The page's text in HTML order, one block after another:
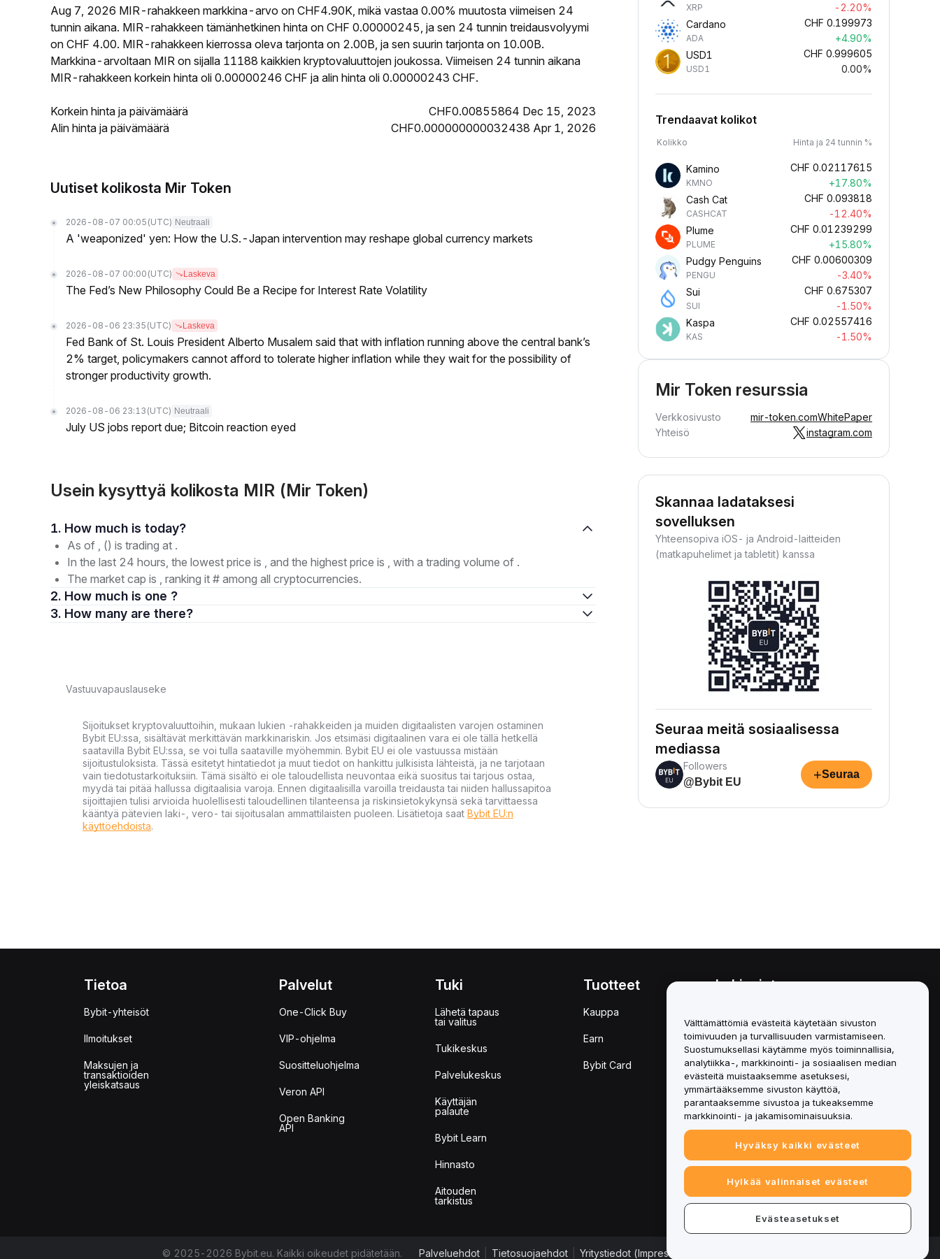
Aug 7, 2026 MIR-rahakkeen markkina-arvo on CHF4.90K, mikä vastaa 0.00% muutosta viimeisen 24
tunnin aikana. MIR-rahakkeen tämänhetkinen hinta on CHF 0.00000245, ja sen 24 tunnin treidausvolyymi
on CHF 4.00. MIR-rahakkeen kierrossa oleva tarjonta on 2.00B, ja sen suurin tarjonta on 10.00B.
Markkina-arvoltaan MIR on sijalla 11188 kaikkien kryptovaluuttojen joukossa. Viimeisen 24 tunnin aikana
MIR-rahakkeen korkein hinta oli 0.00000246 CHF ja alin hinta oli 0.00000243 CHF.
Korkein hinta ja päivämäärä
CHF0.00855864 Dec 15, 2023
Alin hinta ja päivämäärä
CHF0.000000000032438 Apr 1, 2026
Uutiset kolikosta Mir Token
2026-08-07 00:05 (UTC) Neutraali
A 'weaponized' yen: How the U.S.-Japan intervention may reshape global currency markets
2026-08-07 00:00 (UTC) Laskeva
The Fed’s New Philosophy Could Be a Recipe for Interest Rate Volatility
2026-08-06 23:35 (UTC) Laskeva
Fed Bank of St. Louis President Alberto Musalem said that with inflation running above the central bank’s
2% target, policymakers cannot afford to tolerate higher inflation while they wait for the possibility of
stronger productivity growth.
2026-08-06 23:13 (UTC) Neutraali
July US jobs report due; Bitcoin reaction eyed
Usein kysyttyä kolikosta MIR (Mir Token)
1. How much is today?
As of , () is trading at .
In the last 24 hours, the lowest price is , and the highest price is , with a trading volume of .
The market cap is , ranking it # among all cryptocurrencies.
2. How much is one ?
3. How many are there?
Vastuuvapauslauseke
Sijoitukset kryptovaluuttoihin, mukaan lukien -rahakkeiden ja muiden digitaalisten varojen ostaminen
Bybit EU:ssa, sisältävät merkittävän markkinariskin. Jos etsimäsi digitaalinen vara ei ole tällä hetkellä
saatavilla Bybit EU:ssa, se voi tulla saataville myöhemmin. Bybit EU ei ole vastuussa mistään
sijoitustuloksista. Tässä esitetyt hintatiedot ja muut tiedot on hankittu julkisista lähteistä, ja ne tarjotaan
vain tiedotustarkoituksiin. Tämä sisältö ei ole taloudellista neuvontaa eikä suositus tai tarjous ostaa,
myydä tai pitää hallussa digitaalisia varoja. Ennen digitaalisilla varoilla treidausta tai niiden hallussapitoa
sijoittajien tulisi arvioida huolellisesti taloudellinen tilanteensa ja riskinsietokykynsä sekä tarvittaessa
kääntyä pätevien laki-, vero- tai sijoitusalan ammattilaisten puoleen. Lisätietoja saat Bybit EU:n
käyttöehdoista.
XRP
-2.20%
Cardano
ADA
CHF 0.199973
+4.90%
USD1
USD1
CHF 0.999605
0.00%
Trendaavat kolikot
Kolikko Hinta ja 24 tunnin %
Kamino
KMNO
CHF 0.02117615
+17.80%
Cash Cat
CASHCAT
CHF 0.093818
-12.40%
Plume
PLUME
CHF 0.01239299
+15.80%
Pudgy Penguins
PENGU
CHF 0.00600309
-3.40%
Sui
SUI
CHF 0.675307
-1.50%
Kaspa
KAS
CHF 0.02557416
-1.50%
Mir Token resurssia
Verkkosivusto mir-token.comWhitePaper
Yhteisö
instagram.com
Skannaa ladataksesi
sovelluksen
Yhteensopiva iOS- ja Android-laitteiden
(matkapuhelimet ja tabletit) kanssa
Seuraa meitä sosiaalisessa
mediassa
Followers
@Bybit EU
+Seuraa
Tietoa
Bybit-yhteisöt
Ilmoitukset
Maksujen ja
transaktioiden
yleiskatsaus
Palvelut
One-Click Buy
VIP-ohjelma
Suositteluohjelma
Veron API
Open Banking
API
Tuki
Lähetä tapaus
tai valitus
Tukikeskus
Palvelukeskus
Käyttäjän
palaute
Bybit Learn
Hinnasto
Aitouden
tarkistus
Tuotteet
Kauppa
Earn
Bybit Card
Lakiasiat
Yhteenveto säilytys- ja
hallinnointikäytännöstä
ESG-tiedot
Crypto-Asset White Papers
© 2025-2026 Bybit.eu. Kaikki oikeudet pidätetään. Palveluehdot Tietosuojaehdot Yritystiedot (Impressum)
Välttämättömiä evästeitä käytetään sivuston
toimivuuden ja turvallisuuden varmistamiseen.
Suostumuksellasi käytämme myös toiminnallisia,
analytiikka-, markkinointi- ja sosiaalisen median
evästeitä muistaaksemme asetuksesi,
ymmärtääksemme sivuston käyttöä,
parantaaksemme sivustoa ja tukeaksemme
markkinointi- ja jakamisominaisuuksia.
Hyväksy kaikki evästeet
Hylkää valinnaiset evästeet
Evästeasetukset